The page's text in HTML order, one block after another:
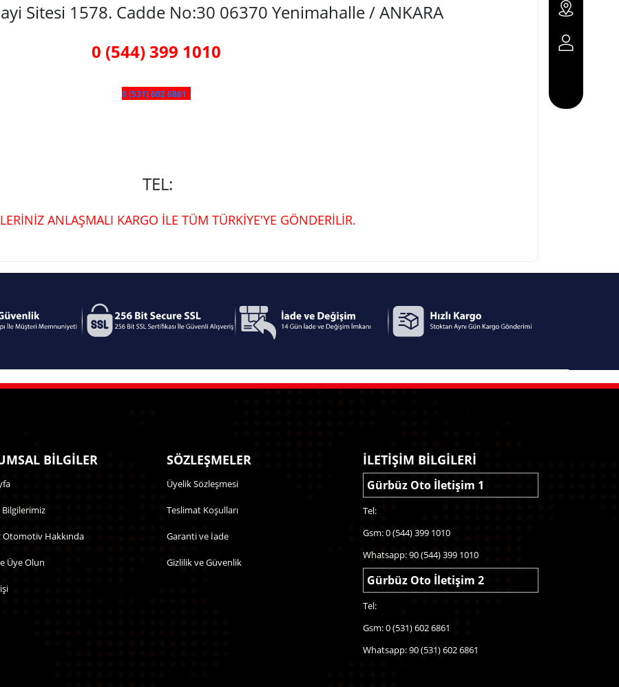
Sitesi 1578. Cadde No:30 06370 Yenimahalle / ANKARA
0 (544) 399 1010
0 (531) 602 6861
TEL:
ANLAŞMALI KARGO İLE TÜM TÜRKİYE'YE GÖNDERİLİR.
BİLGİLER
Otomotiv Hakkında
Üye Olun
SÖZLEŞMELER
Üyelik Sözleşmesi
Teslimat Koşulları
Garanti ve İade
Gizlilik ve Güvenlik
İLETİŞİM BİLGİLERİ
Gürbüz Oto İletişim 1
Tel:
Gsm: 0 (544) 399 1010
Whatsapp: 90 (544) 399 1010
Gürbüz Oto İletişim 2
Tel:
Gsm: 0 (531) 602 6861
Whatsapp: 90 (531) 602 6861